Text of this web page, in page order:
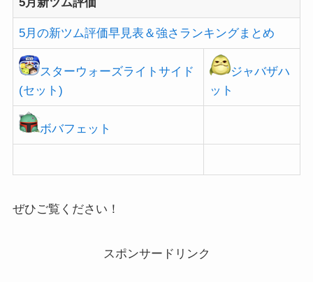
5月の新ツム評価早見表＆強さランキングまとめ
スターウォーズライトサイド
(セット)
ジャバザハ
ット
ボバフェット
ぜひご覧ください！
スポンサードリンク